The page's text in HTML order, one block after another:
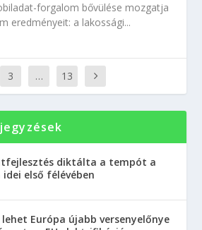
forgalom bővülése mozgatja
eredményeit: a lakossági...
3 … 13
diktálta a tempót a
idei első félévében
Európa újabb versenyelőnye